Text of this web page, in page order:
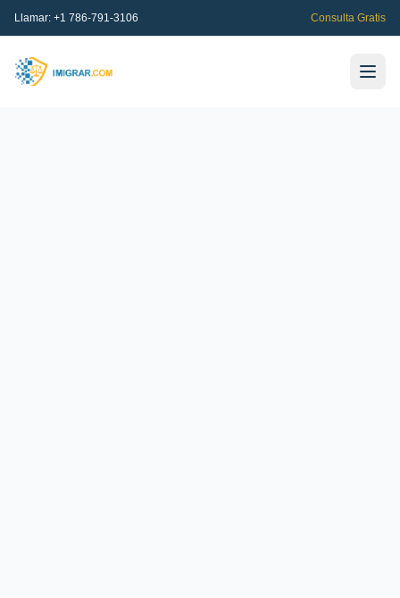
Llamar: +1 786-791-3106 Consulta Gratis